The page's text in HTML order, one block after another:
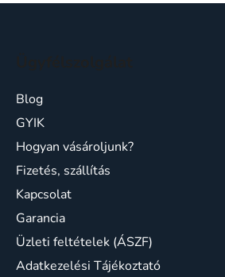
Blog
GYIK
Hogyan vásároljunk?
Fizetés, szállítás
Kapcsolat
Garancia
Üzleti feltételek (ÁSZF)
Adatkezelési Tájékoztató